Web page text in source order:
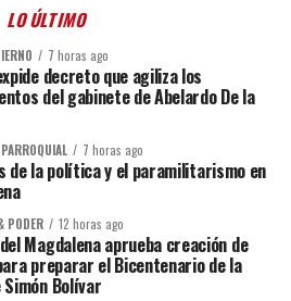
LO ÚLTIMO
7 horas ago
decreto que agiliza los
del gabinete de Abelardo De la
7 horas ago
de la política y el paramilitarismo en
PODER 12 horas ago
Magdalena aprueba creación de
preparar el Bicentenario de la
Bolívar